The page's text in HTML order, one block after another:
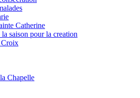
Catherine
la saison pour la creation
Croix
Chapelle